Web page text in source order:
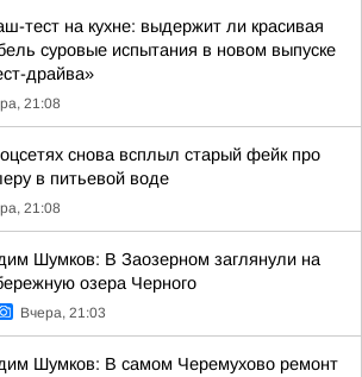
тест на кухне: выдержит ли красивая
суровые испытания в новом выпуске
драйва»
21:08
снова всплыл старый фейк про
в питьевой воде
21:08
Шумков: В Заозерном заглянули на
озера Черного
Вчера, 21:03
Шумков: В самом Черемухово ремонт